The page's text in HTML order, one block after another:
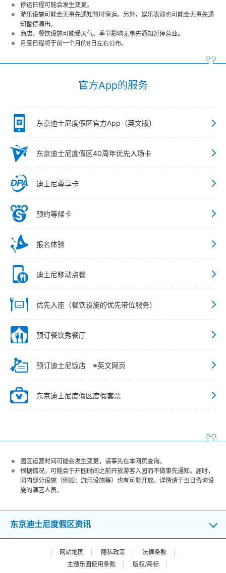
停运日程可能会发生变更。
游乐设施可能会无事先通知暂时停运。另外，娱乐表演也可能会无事先通
知暂停演出。
商店、餐饮设施可能受天气、季节影响无事先通知暂停营业。
月度日程将于前一个月的8日左右公布。
官方App的服务
东京迪士尼度假区官方App（英文版）
东京迪士尼度假区40周年优先入场卡
迪士尼尊享卡
预约等候卡
报名体验
迪士尼移动点餐
优先入座（餐饮设施的优先带位服务）
预订餐饮秀餐厅
预订迪士尼饭店 ※英文网页
东京迪士尼度假区度假套票
园区运营时间可能会发生变更，请事先在本网页查询。
根据情况，可能会于开园时间之前开放游客入园而不做事先通知。届时，
园内部分设施（例如：游乐设施等）也有可能开放。详情请于当日咨询设
施的演艺人员。
东京迪士尼度假区资讯
网站地图 隐私政策
法律条款
主题乐园使用条款
版权/商标